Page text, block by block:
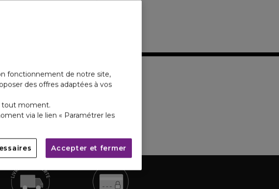
fonctionnement de notre site,
des offres adaptées à vos
tout moment.
via le lien « Paramétrer les
Accepter et fermer